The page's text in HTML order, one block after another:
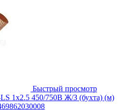
Быстрый просмотр
1х2.5 450/750В Ж/З (бухта) (м)